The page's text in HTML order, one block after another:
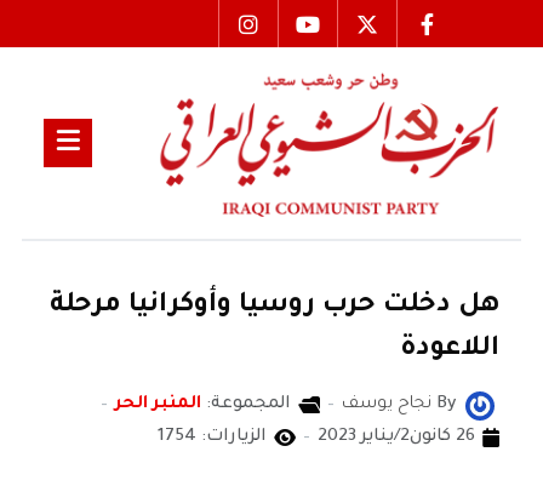
هل دخلت حرب روسيا وأوكرانيا مرحلة
اللاعودة
By نجاح يوسف المجموعة: المنبر الحر
26 كانون2/يناير 2023
الزيارات: 1754